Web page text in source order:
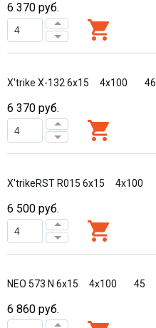
6 370 руб.
X'trike X-132 6x15 4x100 46
6 370 руб.
X'trikeRST R015 6x15 4x100
6 500 руб.
NEO 573 N 6x15 4x100 45
6 860 руб.